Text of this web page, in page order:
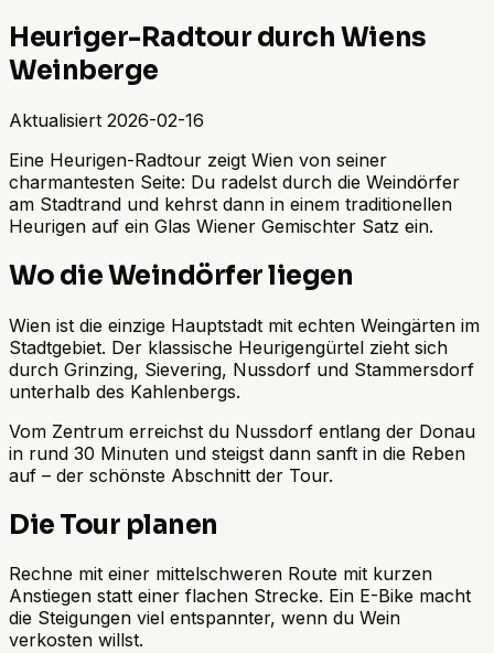
Heuriger-Radtour durch Wiens
Weinberge
Aktualisiert 2026-02-16
Eine Heurigen-Radtour zeigt Wien von seiner
charmantesten Seite: Du radelst durch die Weindörfer
am Stadtrand und kehrst dann in einem traditionellen
Heurigen auf ein Glas Wiener Gemischter Satz ein.
Wo die Weindörfer liegen
Wien ist die einzige Hauptstadt mit echten Weingärten im
Stadtgebiet. Der klassische Heurigengürtel zieht sich
durch Grinzing, Sievering, Nussdorf und Stammersdorf
unterhalb des Kahlenbergs.
Vom Zentrum erreichst du Nussdorf entlang der Donau
in rund 30 Minuten und steigst dann sanft in die Reben
auf – der schönste Abschnitt der Tour.
Die Tour planen
Rechne mit einer mittelschweren Route mit kurzen
Anstiegen statt einer flachen Strecke. Ein E-Bike macht
die Steigungen viel entspannter, wenn du Wein
verkosten willst.